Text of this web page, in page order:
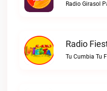
Radio Girasol
Radio